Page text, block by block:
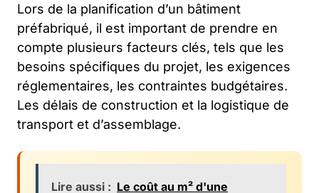
Lors de la planification d’un bâtiment
préfabriqué, il est important de prendre en
compte plusieurs facteurs clés, tels que les
besoins spécifiques du projet, les exigences
réglementaires, les contraintes budgétaires.
Les délais de construction et la logistique de
transport et d’assemblage.
Lire aussi : Le coût au m² d'une